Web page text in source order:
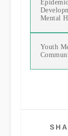
Mental
Youth